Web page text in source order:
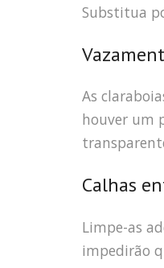
Substitua
As
houver um
Calhas
Limpe-as
impedirão